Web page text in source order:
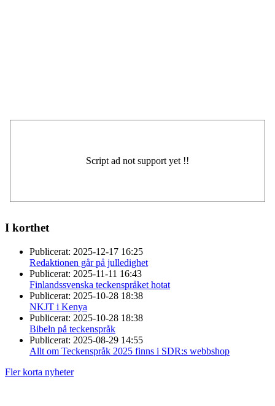
I korthet
Publicerat: 2025-12-17 16:25
Redaktionen går på julledighet
Publicerat: 2025-11-11 16:43
Finlandssvenska teckenspråket hotat
Publicerat: 2025-10-28 18:38
NKJT i Kenya
Publicerat: 2025-10-28 18:38
Bibeln på teckenspråk
Publicerat: 2025-08-29 14:55
Allt om Teckenspråk 2025 finns i SDR:s webbshop
Fler korta nyheter